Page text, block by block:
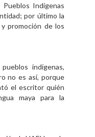
Indígenas
por último la
promoción de los
indígenas,
no es así, porque
el escritor quién
maya para la